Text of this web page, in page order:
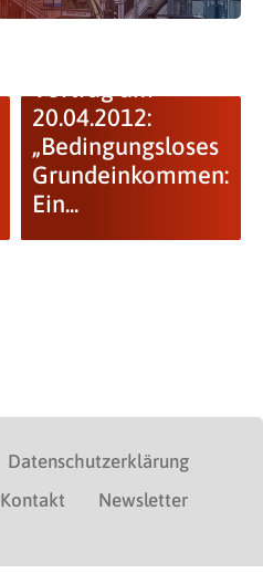
20.04.2012:
„Bedingungsloses
Grundeinkommen:
Ein...
Datenschutzerklärung
Kontakt Newsletter